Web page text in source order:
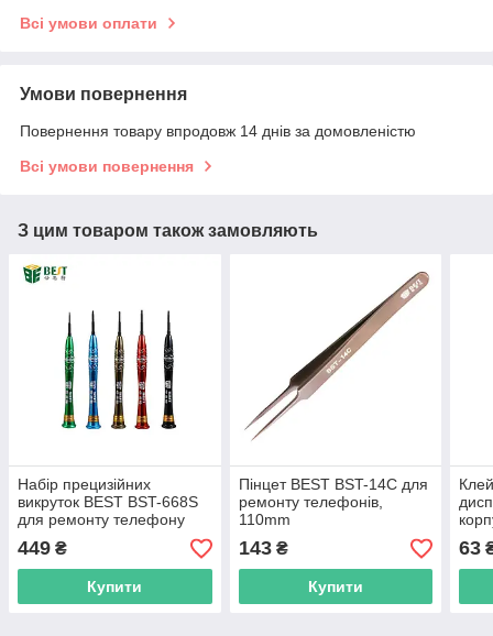
Всі умови оплати
Умови повернення
Повернення товару впродовж 14 днів за домовленістю
Всі умови повернення
З цим товаром також замовляють
Набір прецизійних
викруток BEST BST-668S
для ремонту телефону
449 ₴
Купити
Пінцет BEST BST-14C для
ремонту телефонів,
110mm
143₴
Купити
63